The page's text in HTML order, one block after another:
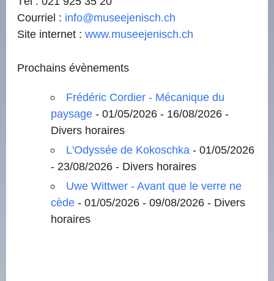
Courriel : info@museejenisch.ch
Site internet :www.museejenisch.ch
Prochains évènements
Frédéric Cordier - Mécanique du
paysage- 01/05/2026 - 16/08/2026 -
Divers horaires
L'Odyssée de Kokoschka - 01/05/2026
- 23/08/2026 - Divers horaires
Uwe Wittwer - Avant que le verre ne
cède- 01/05/2026 - 09/08/2026 - Divers
horaires